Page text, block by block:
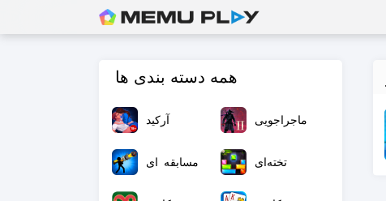
همه دسته بندی ها
آرکید ماجراجویی
مسابقه ای تخته‌ای